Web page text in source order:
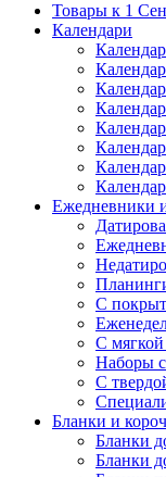
Товары к 1
Календари
Ежедневники
С
С
Наборы
С
Бланки и
Бланки
Бланки